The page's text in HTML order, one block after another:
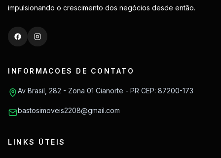
impulsionando o crescimento dos negócios desde então.
INFORMACOES DE CONTATO
Av Brasil, 282 - Zona 01 Cianorte - PR CEP: 87200-173
bastosimoveis2208@gmail.com
LINKS ÚTEIS